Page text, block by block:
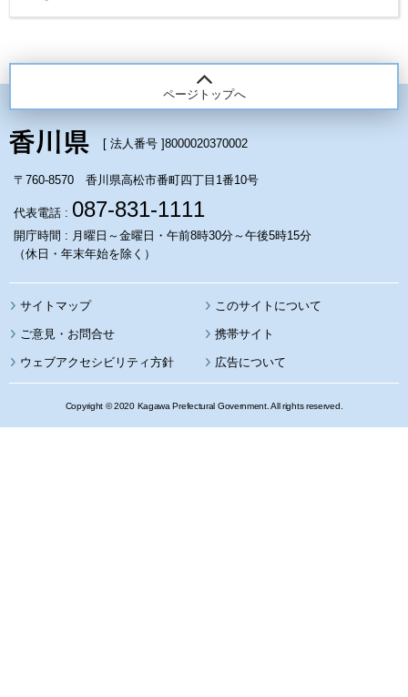
ページトップへ
[ 法人番号 ]8000020370002
〒760-8570 香川県高松市番町四丁目1番10号
代表電話 : 087-831-1111
開庁時間 : 月曜日～金曜日・午前8時30分～午後5時15分
（休日・年末年始を除く）
サイトマップ このサイトについて
携帯サイト
ウェブアクセシビリティ方針 広告について
Copyright © 2020 Kagawa Prefectural Government. All rights reserved.